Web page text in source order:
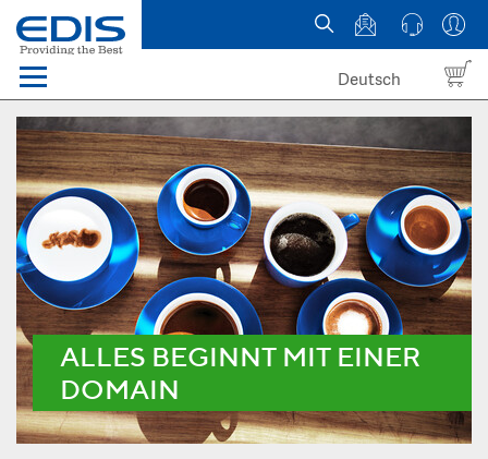
Menü
Domain names
Hosting
News
about EDIS
Deutsch
ALLES BEGINNT MIT EINER
DOMAIN